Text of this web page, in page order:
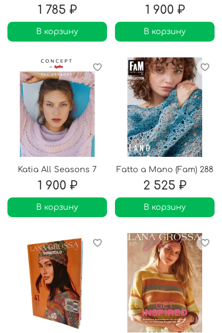
1 785 ₽
В корзину
1 900 ₽
В корзину
Katia All Seasons 7
1 900 ₽
В корзину
Fatto a Mano (Fam) 288
2 525 ₽
В корзину